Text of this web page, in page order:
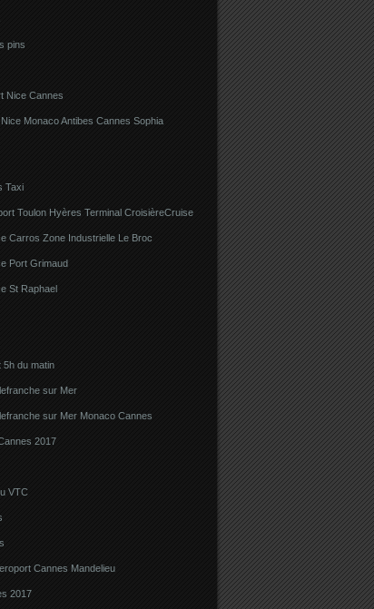
pins
Nice Cannes
Monaco Antibes Cannes Sophia
Taxi
Toulon Hyères Terminal CroisièreCruise
Carros Zone Industrielle Le Broc
Port Grimaud
St Raphael
5h du matin
sur Mer
sur Mer Monaco Cannes
2017
VTC
Cannes Mandelieu
2017